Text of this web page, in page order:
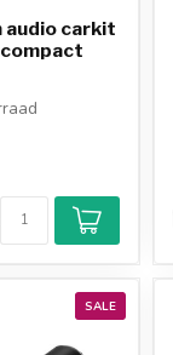
carkit
SALE